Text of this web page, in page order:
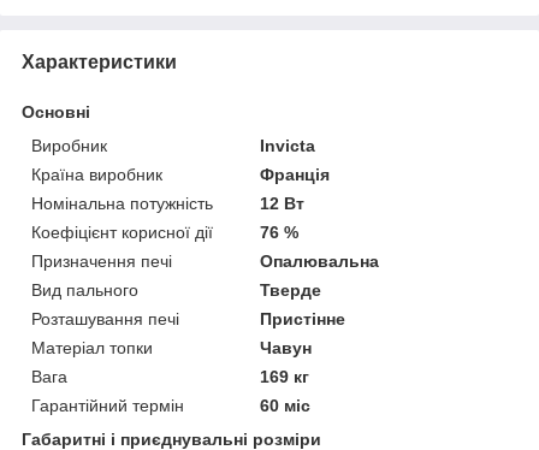
Характеристики
Основні
Виробник
Invicta
Країна виробник
Франція
Номінальна потужність
12 Вт
Коефіцієнт корисної дії
76 %
Призначення печі
Опалювальна
Вид пального
Тверде
Розташування печі
Пристінне
Матеріал топки
Чавун
Вага
169 кг
Гарантійний термін
60 міс
Габаритні і приєднувальні розміри